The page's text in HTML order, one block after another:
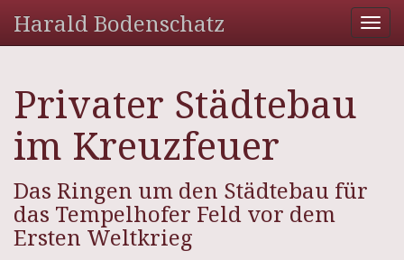
Harald Bodenschatz
Privater Städtebau
im Kreuzfeuer
Das Ringen um den Städtebau für
das Tempelhofer Feld vor dem
Ersten Weltkrieg